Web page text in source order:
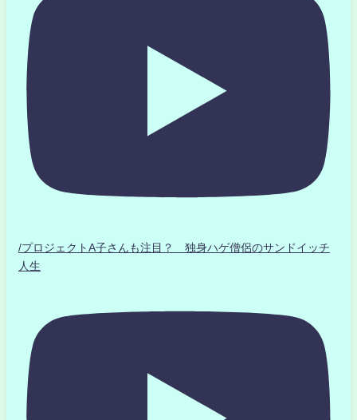
/プロジェクトA子さんも注目？ 独身ハゲ僧侶のサンドイッチ
人生